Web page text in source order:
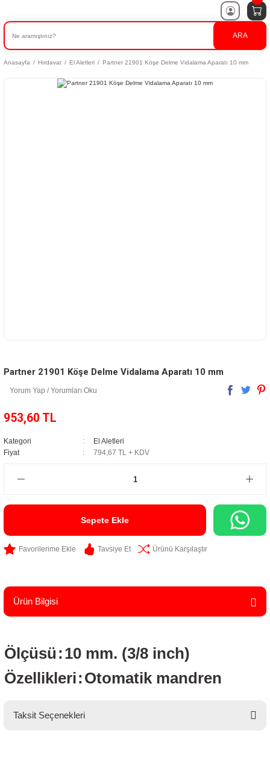
ARA
Anasayfa Hırdavat El Aletleri Partner 21901 Köşe Delme Vidalama Aparatı 10 mm
Partner 21901 Köşe Delme Vidalama Aparatı 10 mm
Yorum Yap / Yorumları Oku
953,60 TL
Kategori
El Aletleri
Fiyat
794,67 TL + KDV
Sepete Ekle
Tavsiye Et Ürünü Karşılaştır
Ürün Bilgisi
Ölçüsü:10 mm. (3/8 inch)
Özellikleri:Otomatik mandren
Taksit Seçenekleri